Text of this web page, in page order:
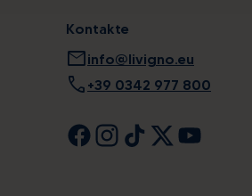
Kontakte
mailinfo@livigno.eu
call +39 0342 977 800